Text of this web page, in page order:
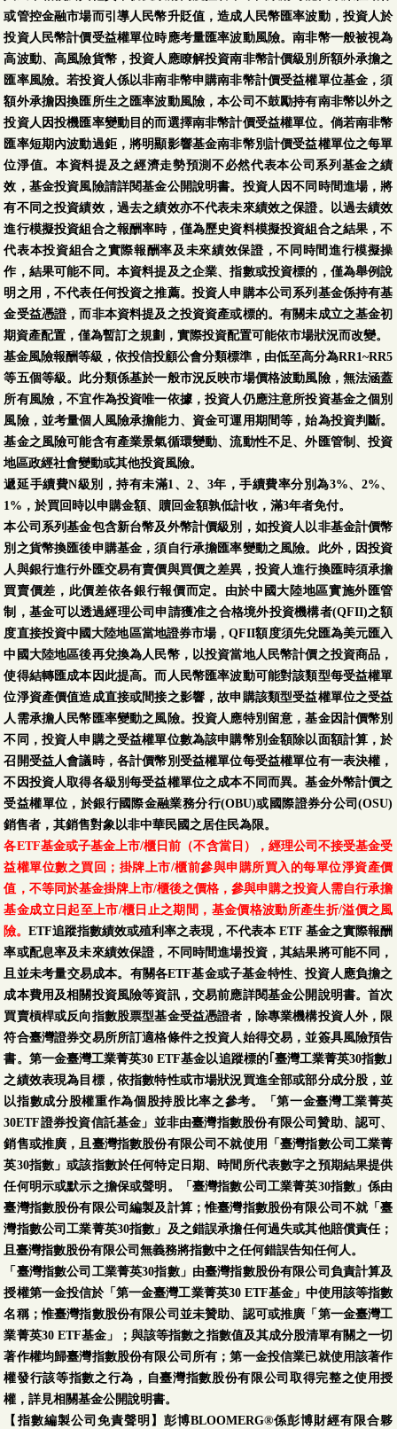
或管控金融市場而引導人民幣升貶值，造成人民幣匯率波動，投資人於
投資人民幣計價受益權單位時應考量匯率波動風險。南非幣一般被視為
高波動、高風險貨幣，投資人應瞭解投資南非幣計價級別所額外承擔之
匯率風險。若投資人係以非南非幣申購南非幣計價受益權單位基金，須
額外承擔因換匯所生之匯率波動風險，本公司不鼓勵持有南非幣以外之
投資人因投機匯率變動目的而選擇南非幣計價受益權單位。倘若南非幣
匯率短期內波動過鉅，將明顯影響基金南非幣別計價受益權單位之每單
位淨值。本資料提及之經濟走勢預測不必然代表本公司系列基金之績
效，基金投資風險請詳閱基金公開說明書。投資人因不同時間進場，將
有不同之投資績效，過去之績效亦不代表未來績效之保證。以過去績效
進行模擬投資組合之報酬率時，僅為歷史資料模擬投資組合之結果，不
代表本投資組合之實際報酬率及未來績效保證，不同時間進行模擬操
作，結果可能不同。本資料提及之企業、指數或投資標的，僅為舉例說
明之用，不代表任何投資之推薦。投資人申購本公司系列基金係持有基
金受益憑證，而非本資料提及之投資資產或標的。有關未成立之基金初
期資產配置，僅為暫訂之規劃，實際投資配置可能依市場狀況而改變。
基金風險報酬等級，依投信投顧公會分類標準，由低至高分為RR1~RR5
等五個等級。此分類係基於一般市況反映市場價格波動風險，無法涵蓋
所有風險，不宜作為投資唯一依據，投資人仍應注意所投資基金之個別
風險，並考量個人風險承擔能力、資金可運用期間等，始為投資判斷。
基金之風險可能含有產業景氣循環變動、流動性不足、外匯管制、投資
地區政經社會變動或其他投資風險。
遞延手續費N級別，持有未滿1、2、3年，手續費率分別為3%、2%、
1%，於買回時以申購金額、贖回金額孰低計收，滿3年者免付。
本公司系列基金包含新台幣及外幣計價級別，如投資人以非基金計價幣
別之貨幣換匯後申購基金，須自行承擔匯率變動之風險。此外，因投資
人與銀行進行外匯交易有賣價與買價之差異，投資人進行換匯時須承擔
買賣價差，此價差依各銀行報價而定。由於中國大陸地區實施外匯管
制，基金可以透過經理公司申請獲准之合格境外投資機構者(QFII)之額
度直接投資中國大陸地區當地證券市場，QFII額度須先兌匯為美元匯入
中國大陸地區後再兌換為人民幣，以投資當地人民幣計價之投資商品，
使得結轉匯成本因此提高。而人民幣匯率波動可能對該類型每受益權單
位淨資產價值造成直接或間接之影響，故申購該類型受益權單位之受益
人需承擔人民幣匯率變動之風險。投資人應特別留意，基金因計價幣別
不同，投資人申購之受益權單位數為該申購幣別金額除以面額計算，於
召開受益人會議時，各計價幣別受益權單位每受益權單位有一表決權，
不因投資人取得各級別每受益權單位之成本不同而異。基金外幣計價之
受益權單位，於銀行國際金融業務分行(OBU)或國際證券分公司(OSU)
銷售者，其銷售對象以非中華民國之居住民為限。
各ETF基金或子基金上市/櫃日前（不含當日），經理公司不接受基金受
益權單位數之買回；掛牌上市/櫃前參與申購所買入的每單位淨資產價
值，不等同於基金掛牌上市/櫃後之價格，參與申購之投資人需自行承擔
基金成立日起至上市/櫃日止之期間，基金價格波動所產生折/溢價之風
險。ETF追蹤指數績效或殖利率之表現，不代表本 ETF 基金之實際報酬
率或配息率及未來績效保證，不同時間進場投資，其結果將可能不同，
且並未考量交易成本。有關各ETF基金或子基金特性、投資人應負擔之
成本費用及相關投資風險等資訊，交易前應詳閱基金公開說明書。首次
買賣槓桿或反向指數股票型基金受益憑證者，除專業機構投資人外，限
符合臺灣證券交易所所訂適格條件之投資人始得交易，並簽具風險預告
書。第一金臺灣工業菁英30 ETF基金以追蹤標的｢臺灣工業菁英30指數｣
之績效表現為目標，依指數特性或市場狀況買進全部或部分成分股，並
以指數成分股權重作為個股持股比率之參考。「第一金臺灣工業菁英
30ETF證券投資信託基金」並非由臺灣指數股份有限公司贊助、認可、
銷售或推廣，且臺灣指數股份有限公司不就使用「臺灣指數公司工業菁
英30指數」或該指數於任何特定日期、時間所代表數字之預期結果提供
任何明示或默示之擔保或聲明。「臺灣指數公司工業菁英30指數」係由
臺灣指數股份有限公司編製及計算；惟臺灣指數股份有限公司不就「臺
灣指數公司工業菁英30指數」及之錯誤承擔任何過失或其他賠償責任；
且臺灣指數股份有限公司無義務將指數中之任何錯誤告知任何人。
「臺灣指數公司工業菁英30指數」由臺灣指數股份有限公司負責計算及
授權第一金投信於「第一金臺灣工業菁英30 ETF基金」中使用該等指數
名稱；惟臺灣指數股份有限公司並未贊助、認可或推廣「第一金臺灣工
業菁英30 ETF基金」；與該等指數之指數值及其成分股清單有關之一切
著作權均歸臺灣指數股份有限公司所有；第一金投信業已就使用該著作
權發行該等指數之行為，自臺灣指數股份有限公司取得完整之使用授
權，詳見相關基金公開說明書。
【指數編製公司免責聲明】彭博BLOOMERG®係彭博財經有限合夥